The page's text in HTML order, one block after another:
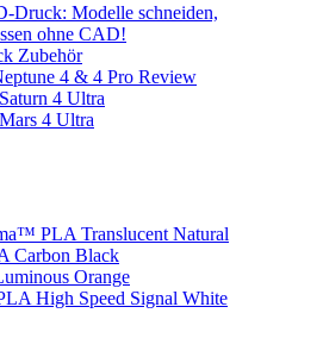
Druck: Modelle schneiden,
ohne CAD!
Zubehör
4 & 4 Pro Review
4 Ultra
4 Ultra
PLA Translucent Natural
Carbon Black
Orange
High Speed Signal White